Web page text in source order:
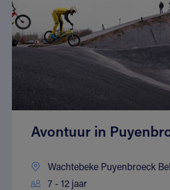
Avontuur in
Wachtebeke Puyenbroeck
7 - 12 jaar